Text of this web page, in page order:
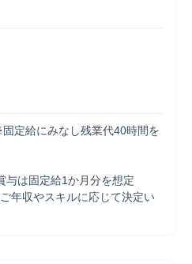
定給にみなし残業代40時間を
は固定給1か月分を想定
年収やスキルに応じて決定い